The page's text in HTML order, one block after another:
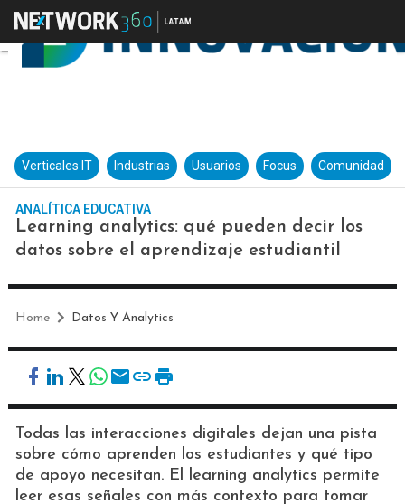
Verticales IT Industrias Usuarios Focus Comunidad
ANALÍTICA EDUCATIVA
Learning analytics: qué pueden decir los
datos sobre el aprendizaje estudiantil
Home Datos Y Analytics
Todas las interacciones digitales dejan una pista
sobre cómo aprenden los estudiantes y qué tipo
de apoyo necesitan. El learning analytics permite
leer esas señales con más contexto para tomar